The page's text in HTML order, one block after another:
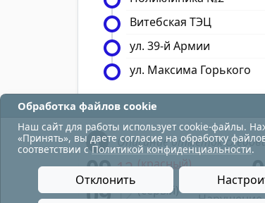
Витебская ТЭЦ
ул. 39-й Армии
ул. Максима Горького
Описание отметок
09 12(красный)
- в парк;
09 12(серый)
- Нарушение
Обработка файлов cookie
Наш сайт для работы использует cookie-файлы.
«Принять», вы даете согласие на обработку
соответствии с Политикой конфиденциальности.
Отклонить